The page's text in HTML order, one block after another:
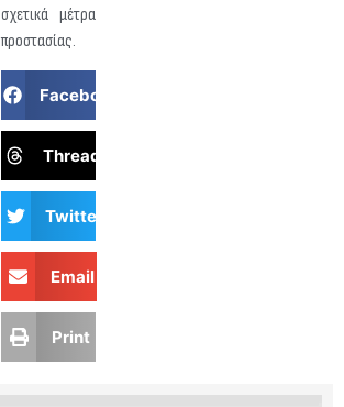
σχετικά μέτρα
προστασίας.
Facebook
Threads
Twitter
Email
Print